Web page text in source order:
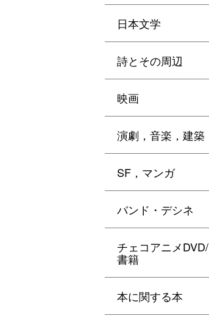
日本文学
詩とその周辺
映画
演劇，音楽，建築
SF，マンガ
バンド・デシネ
チェコアニメDVD/
書籍
本に関する本